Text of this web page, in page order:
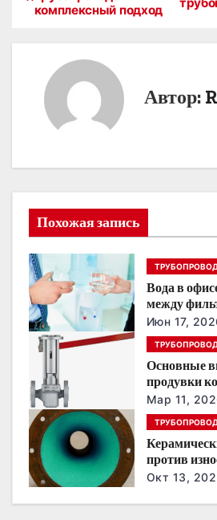
и
я
п
о
а
п
и
с
я
комплексный подход
Автор:
Похожая запись
Вода в
между
Июн 17,
Основные
продувки
устройств
Мар 11,
против
они
Окт 13,